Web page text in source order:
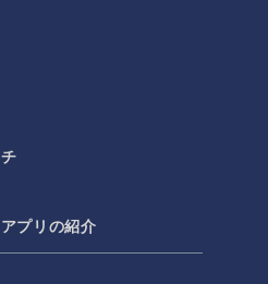
プリの紹介